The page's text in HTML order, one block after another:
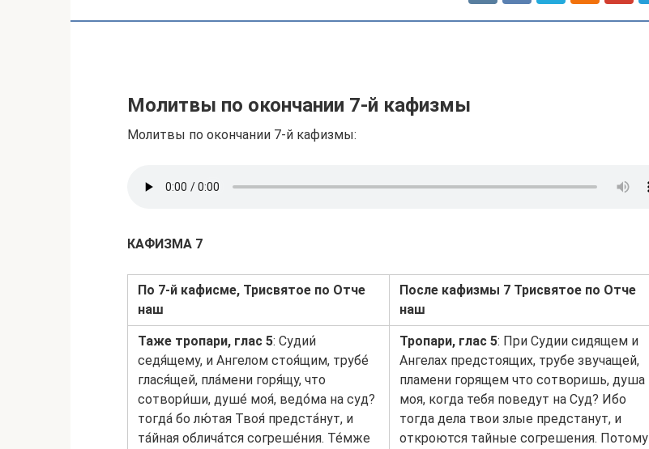
Молитвы по окончании 7-й кафизмы
Молитвы по окончании 7-й кафизмы:
КАФИЗМА 7
По 7-й кафисме, Трисвятое по Отче
наш
После кафизмы 7 Трисвятое по Отче
наш
Таже тропари, глас 5: Судии́
седя́щему, и Ангелом стоя́щим, трубе́
глася́щей, пла́мени горя́щу, что
сотвори́ши, душе́ моя́, ведо́ма на суд?
тогда́ бо лю́тая Твоя́ предста́нут, и
та́йная облича́тся согреше́ния. Те́мже
Тропари, глас 5: При Судии сидящем и
Ангелах предстоящих, трубе звучащей,
пламени горящем что сотворишь, душа
моя, когда тебя поведут на Суд? Ибо
тогда дела твои злые предстанут, и
откроются тайные согрешения. Потому